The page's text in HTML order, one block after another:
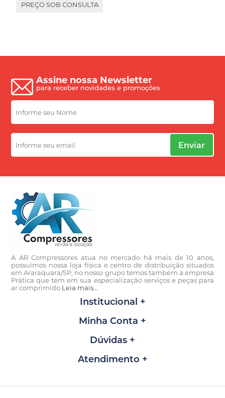
PREÇO SOB CONSULTA
Assine nossa Newsletter
para receber novidades e promoções
Enviar
A AR Compressores atua no mercado há mais de 10 anos,
possuímos nossa loja física e centro de distribuição situados
em Araraquara/SP, no nosso grupo temos também a empresa
Prática que tem em sua especialização serviços e peças para
ar comprimido Leia mais...
Institucional
Minha Conta
Dúvidas
Atendimento